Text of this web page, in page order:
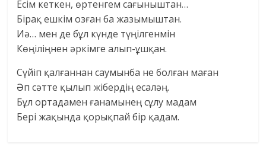
Есім кеткен, өртенгем сағыныштан…
Бірақ ешкім озған ба жазымыштан.
Иә… мен де бұл күнде түңілгенмін
Көңіліңнен әркімге алып-ұшқан.
Сүйіп қалғаннан саумынба не болған маған
Әп сәтте қылып жібердің есаләң.
Бұл ортадамен ғанамынең сұлу мадам
Бері жақында қорықпай бір қадам.